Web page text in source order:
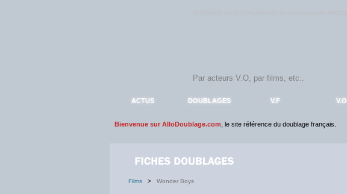
ACTUS DOUBLAGES V.F V.O
Bienvenue sur AlloDoublage.com , le site référence du doublage français.
Films > Wonder Boys